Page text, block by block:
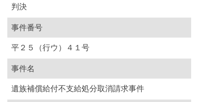
判決
事件番号
平２５（行ウ）４１号
事件名
遺族補償給付不支給処分取消請求事件